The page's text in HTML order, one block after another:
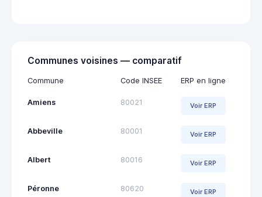
Communes voisines — comparatif
Commune Code INSEE ERP en ligne
Amiens 80021 Voir ERP
Abbeville 80001 Voir ERP
Albert 80016 Voir ERP
Péronne 80620 Voir ERP